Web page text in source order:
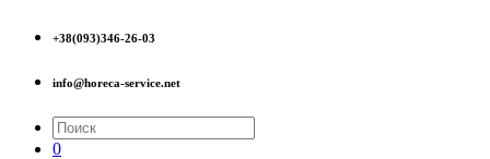
+38(093)346-26-03
info@horeca-service.net
0